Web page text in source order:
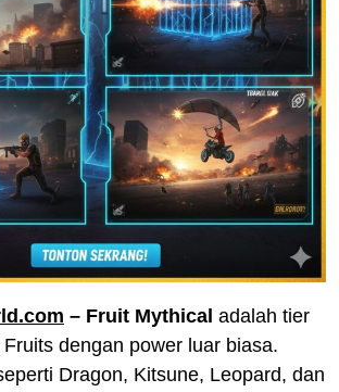
– Fruit Mythical adalah tier
dengan power luar biasa.
Dragon, Kitsune, Leopard, dan